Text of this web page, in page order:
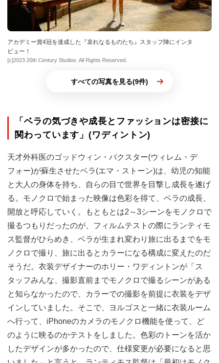
アカデミー賞4冠を達成した『哀れなるものたち』スタッフ陣にインタ
ビュー！
[c]2023 20th Century Studios. All Rights Reserved.
すべての写真を見る(9件)
「ベラの気づきや成長とファッションは密接に
関わっています」(ワディントン)
天才外科医のゴッドウィン・バクスター(ウィレム・デ
フォー)が蘇生させたベラ(エマ・ストーン)は、幼児の知能
と大人の身体を持ち、自らの目で世界を目撃し成長を遂げ
る。モノクロで始まった映像は色彩を得て、ベラの成長、
開放と呼応していく。もともとは2～3シーンをモノクロで
撮るつもりだったのが、フィルムテストの際にランティモ
ス監督がひらめき、ベラが生まれ変わり旅に出るまでをモ
ノクロで撮り、旅に出るとカラーになる構成に変えたのだ
そうだ。衣装デザイナーのホリー・ワディントンが「ス
タッフみんな、撮影直前までモノクロで撮るシーンがある
と知らなかったので、カラーでの撮影を前提に衣装をデザ
インしていました。そこで、ヨルゴスと一緒に衣装ルーム
へ行って、iPhoneのカメラのモノクロ機能を使って、ど
のように映るのかテストをしました。色彩のトーンを活か
したデザインが多かったので、仕様変更が必要になると思